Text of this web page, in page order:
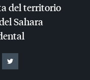
del territorio
Sahara